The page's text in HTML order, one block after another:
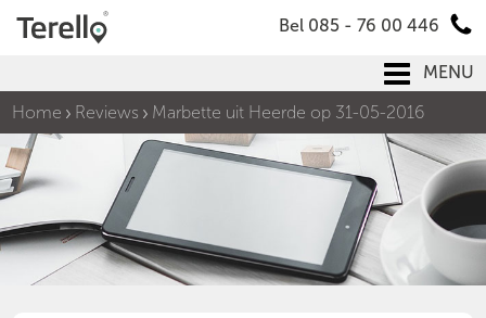
Bel 085 - 76 00 446
MENU
Home
Reviews Marbette uit Heerde op 31-05-2016